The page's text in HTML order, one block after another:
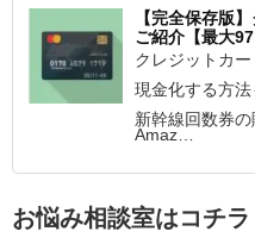
【完全保存版
ご紹介【最大97
クレジットカ
現金化する方法
新幹線回数券の
Amaz…
お悩み相談室はコチラ